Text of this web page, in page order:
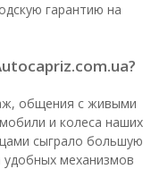
гарантию на
общения с живыми
и колеса наших
сыграло большую
удобных механизмов